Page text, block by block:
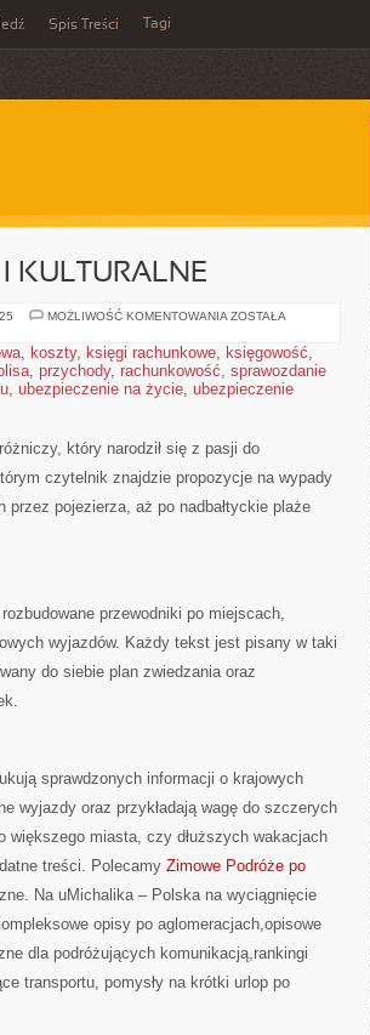
Spis Treści Tagi
KULTURALNE
MOŻLIWOŚĆ KOMENTOWANIA FESTIWALE
KULTURALNE
ZOSTAŁA
, koszty, księgi rachunkowe, księgowość,
, przychody, rachunkowość, sprawozdanie
, ubezpieczenie na życie, ubezpieczenie
który narodził się z pasji do
czytelnik znajdzie propozycje na wypady
pojezierza, aż po nadbałtyckie plaże
przewodniki po miejscach,
wyjazdów. Każdy tekst jest pisany w taki
do siebie plan zwiedzania oraz
sprawdzonych informacji o krajowych
wyjazdy oraz przykładają wagę do szczerych
miasta, czy dłuższych wakacjach
treści. Polecamy Zimowe Podróże po
Na uMichalika – Polska na wyciągnięcie
opisy po aglomeracjach,opisowe
dla podróżujących komunikacją,rankingi
transportu, pomysły na krótki urlop po